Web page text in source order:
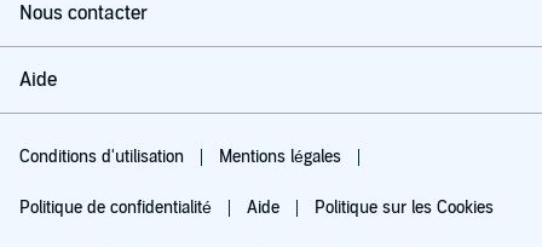
Nous contacter
Aide
Conditions d'utilisation Mentions légales
Politique de confidentialité Aide Politique sur les Cookies